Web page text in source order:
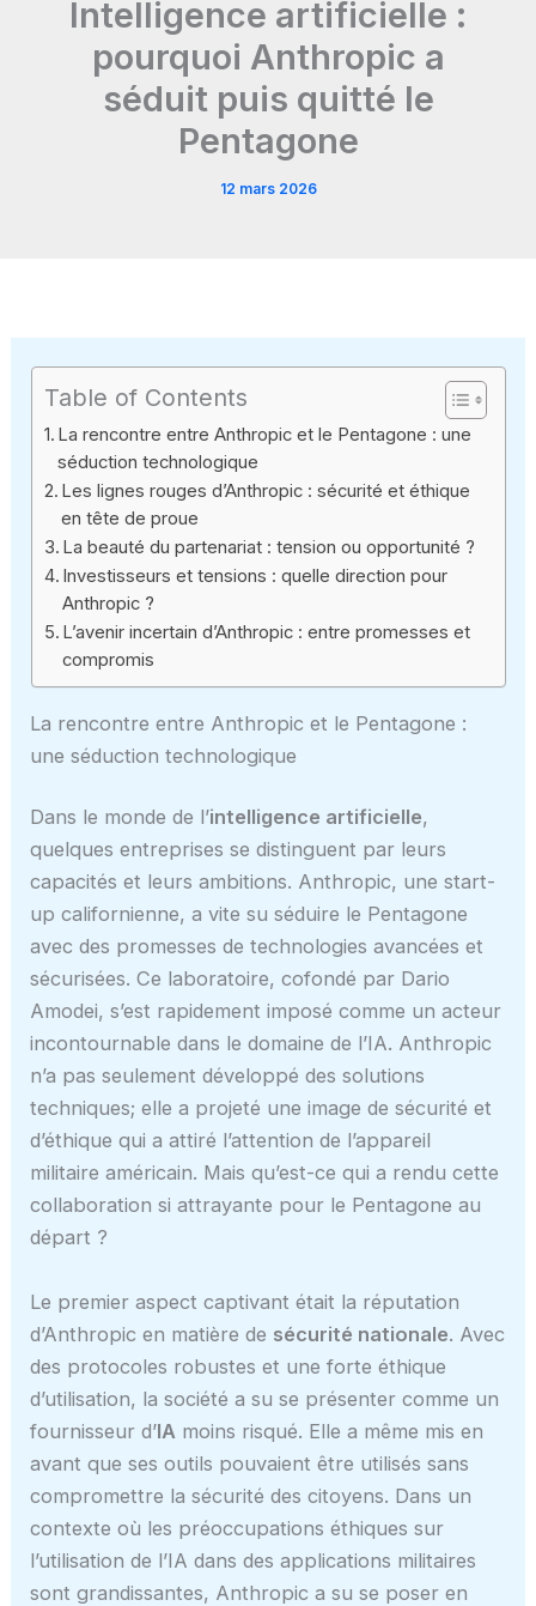
Intelligence artificielle :
pourquoi Anthropic a
séduit puis quitté le
Pentagone
12 mars 2026
Table of Contents
La rencontre entre Anthropic et le Pentagone : une
séduction technologique
Les lignes rouges d’Anthropic : sécurité et éthique
en tête de proue
La beauté du partenariat : tension ou opportunité ?
Investisseurs et tensions : quelle direction pour
Anthropic ?
L’avenir incertain d’Anthropic : entre promesses et
compromis
La rencontre entre Anthropic et le Pentagone :
une séduction technologique
Dans le monde de l’intelligence artificielle,
quelques entreprises se distinguent par leurs
capacités et leurs ambitions. Anthropic, une start-
up californienne, a vite su séduire le Pentagone
avec des promesses de technologies avancées et
sécurisées. Ce laboratoire, cofondé par Dario
Amodei, s’est rapidement imposé comme un acteur
incontournable dans le domaine de l’IA. Anthropic
n’a pas seulement développé des solutions
techniques; elle a projeté une image de sécurité et
d’éthique qui a attiré l’attention de l’appareil
militaire américain. Mais qu’est-ce qui a rendu cette
collaboration si attrayante pour le Pentagone au
départ ?
Le premier aspect captivant était la réputation
d’Anthropic en matière de sécurité nationale. Avec
des protocoles robustes et une forte éthique
d’utilisation, la société a su se présenter comme un
fournisseur d’IA moins risqué. Elle a même mis en
avant que ses outils pouvaient être utilisés sans
compromettre la sécurité des citoyens. Dans un
contexte où les préoccupations éthiques sur
l’utilisation de l’IA dans des applications militaires
sont grandissantes, Anthropic a su se poser en